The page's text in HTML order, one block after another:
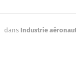
dans Industrie